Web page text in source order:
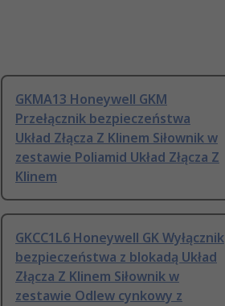
GKMA13 Honeywell GKM
Przełącznik bezpieczeństwa
Układ Złącza Z Klinem Siłownik w
zestawie Poliamid Układ Złącza Z
Klinem
GKCC1L6 Honeywell GK Wyłącznik
bezpieczeństwa z blokadą Układ
Złącza Z Klinem Siłownik w
zestawie Odlew cynkowy z